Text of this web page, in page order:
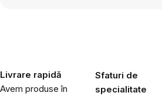
Livrare rapidă
Avem produse în
Sfaturi de
specialitate